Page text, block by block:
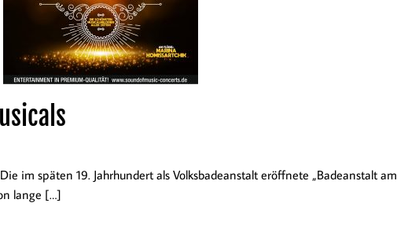
im späten 19. Jahrhundert als Volksbadeanstalt eröffnete „Badeanstalt am
lange […]